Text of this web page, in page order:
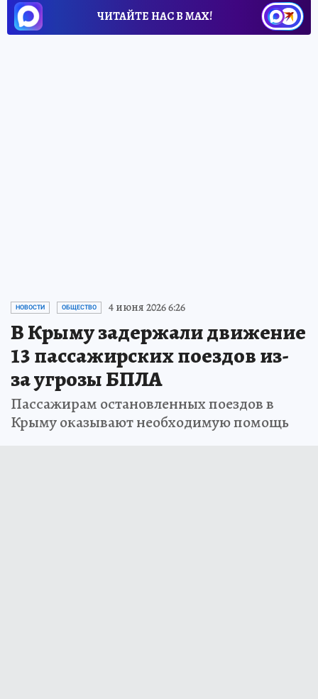
ЧИТАЙТЕ НАС В МАХ!
НОВОСТИ ОБЩЕСТВО 4 июня 2026 6:26
В Крыму задержали движение
13 пассажирских поездов из-
за угрозы БПЛА
Пассажирам остановленных поездов в
Крыму оказывают необходимую помощь